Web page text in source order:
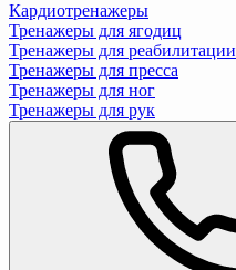
Кардиотренажеры
Тренажеры для ягодиц
Тренажеры для реабилитации
Тренажеры для пресса
Тренажеры для ног
Тренажеры для рук